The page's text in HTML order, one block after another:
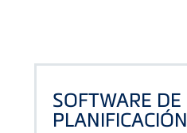
SOFTWARE DE
PLANIFICACIÓN